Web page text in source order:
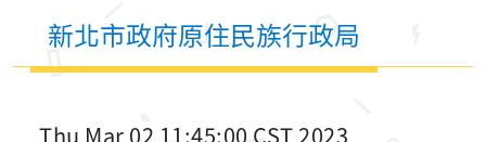
新北市政府原住民族行政局
Thu Mar 02 11:45:00 CST 2023